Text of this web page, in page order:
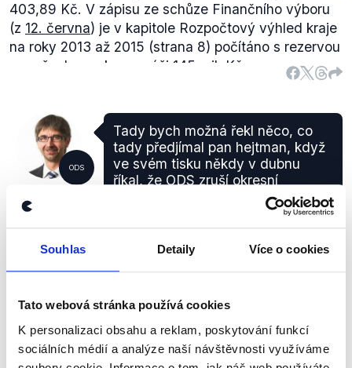
Souhlas Detaily Více o cookies
Tato webová stránka používá cookies
K personalizaci obsahu a reklam, poskytování funkcí
sociálních médií a analýze naší návštěvnosti využíváme
403,89 Kč. V zápisu ze schůze Finančního výboru
(z 12. června) je v kapitole Rozpočtový výhled kraje
na roky 2013 až 2015 (strana 8) počítáno s rezervou
pro všechny roky ve výši 145 mil. Kč.
ODS
Tady bych možná řekl něco, co
tady předjímal pan hejtman, když
ve svém tisku někdy v dubnu
říkal, že ODS zruší okresní
nemocnice, takto se jasně
Otázky Václava Moravce Speciál -
PRAVDA
Naše Vysočina (.pdf) - Občasník krajské organizace